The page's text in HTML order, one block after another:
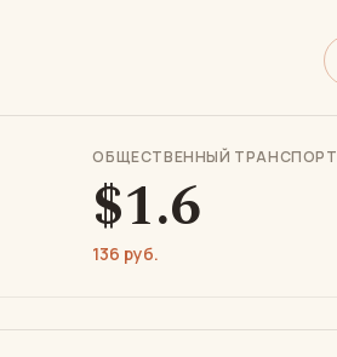
ОБЩЕСТВЕННЫЙ ТРАНСПОРТ
$1.6
136 руб.